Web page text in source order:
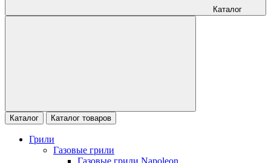
Каталог
Каталог Каталог товаров
Грили
Газовые грили
Газовые грили Napoleon